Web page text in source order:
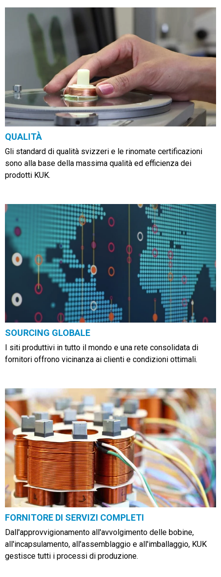
QUALITÀ
Gli standard di qualità svizzeri e le rinomate certificazioni
sono alla base della massima qualità ed efficienza dei
prodotti KUK.
SOURCING GLOBALE
I siti produttivi in tutto il mondo e una rete consolidata di
fornitori offrono vicinanza ai clienti e condizioni ottimali.
FORNITORE DI SERVIZI COMPLETI
Dall'approvvigionamento all'avvolgimento delle bobine,
all'incapsulamento, all'assemblaggio e all'imballaggio, KUK
gestisce tutti i processi di produzione.